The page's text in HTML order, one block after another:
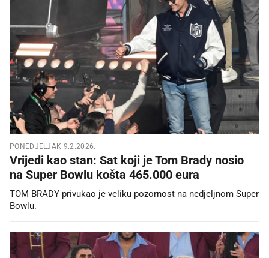
PONEDJELJAK 9.2.2026.
Vrijedi kao stan: Sat koji je Tom Brady nosio
na Super Bowlu košta 465.000 eura
TOM BRADY privukao je veliku pozornost na nedjeljnom Super
Bowlu.